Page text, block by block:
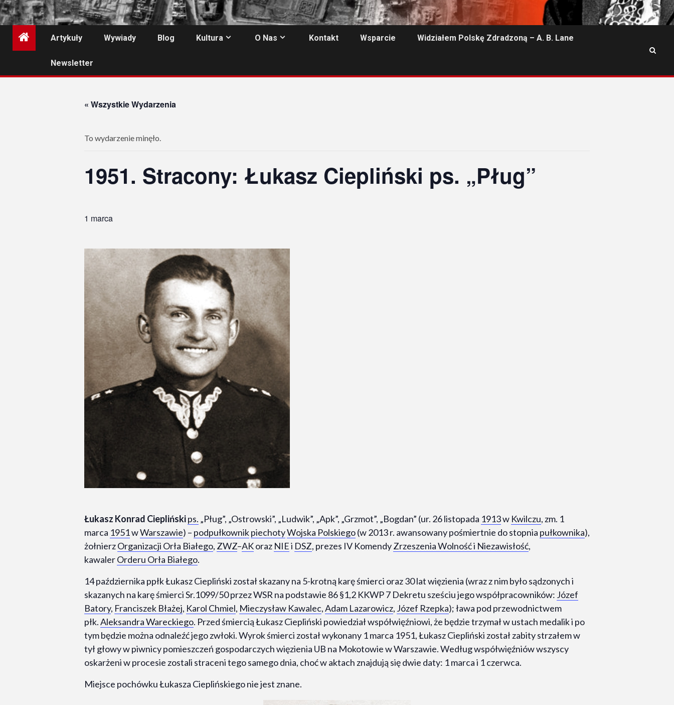
Artykuły Wywiady Blog Kultura O Nas Kontakt Wsparcie Widziałem Polskę Zdradzoną – A. B. Lane
Newsletter
« Wszystkie Wydarzenia
To wydarzenie minęło.
1951. Stracony: Łukasz Ciepliński ps. „Pług”
1 marca
Łukasz Konrad Cieplińskips. „Pług”, „Ostrowski”, „Ludwik”, „Apk”, „Grzmot”, „Bogdan” (ur. 26 listopada 1913w Kwilczu, zm. 1
marca 1951wWarszawie) – podpułkownikpiechotyWojska Polskiego(w 2013 r. awansowany pośmiertnie do stopnia pułkownika),
żołnierzOrganizacji Orła Białego, ZWZ–AKoraz NIEi DSZ, prezes IV KomendyZrzeszenia Wolność i Niezawisłość,
kawalerOrderu Orła Białego.
14 października ppłk Łukasz Ciepliński został skazany na 5-krotną karę śmierci oraz 30 lat więzienia (wraz z nim było sądzonych i
skazanych na karę śmierci Sr.1099/50 przez WSR na podstawie 86 §1,2 KKWP 7 Dekretu sześciu jego współpracowników: Józef
Batory, Franciszek Błażej, Karol Chmiel, Mieczysław Kawalec,Adam Lazarowicz, Józef Rzepka); ława pod przewodnictwem
płk.Aleksandra Wareckiego. Przed śmiercią Łukasz Ciepliński powiedział współwięźniowi, że będzie trzymał w ustach medalik i po
tym będzie można odnaleźć jego zwłoki. Wyrok śmierci został wykonany 1 marca 1951, Łukasz Ciepliński został zabity strzałem w
tył głowy w piwnicy pomieszczeń gospodarczych więzienia UB na Mokotowie w Warszawie. Według współwięźniów wszyscy
oskarżeni w procesie zostali straceni tego samego dnia, choć w aktach znajdują się dwie daty: 1 marca i 1 czerwca.
Miejsce pochówku Łukasza Cieplińskiego nie jest znane.